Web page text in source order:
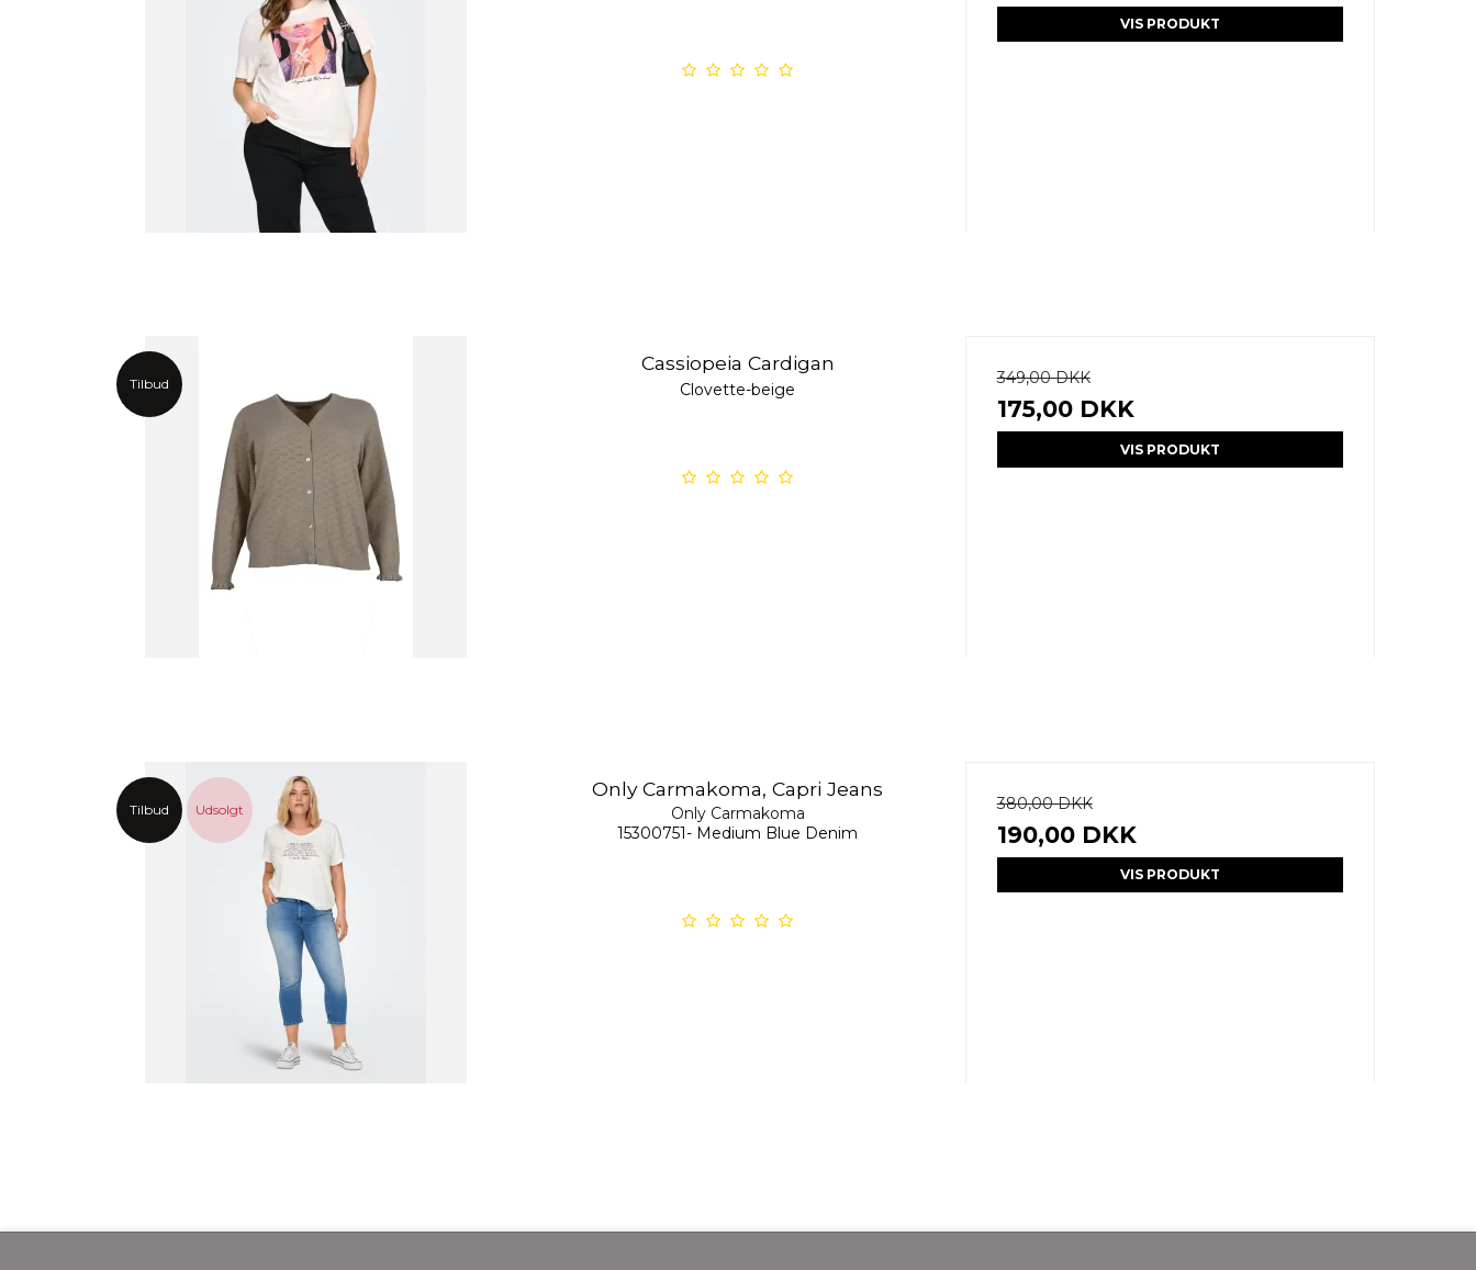
VIS PRODUKT
Tilbud
Cassiopeia Cardigan
Clovette-beige
349,00 DKK
175,00 DKK
VIS PRODUKT
Tilbud Udsolgt
Only Carmakoma, Capri Jeans
Only Carmakoma
15300751- Medium Blue Denim
380,00 DKK
190,00 DKK
VIS PRODUKT